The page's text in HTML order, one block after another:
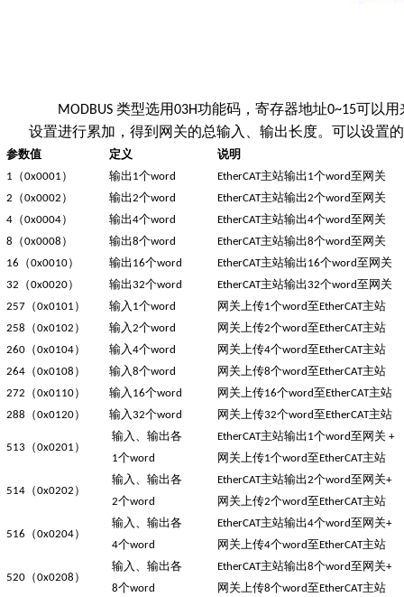
MODBUS 类型选用03H功能码，寄存器地址0~15可以用
设置进行累加，得到网关的总输入、输出长度。可以设置
参数值 定义 说明
1 （0x0001 ） 输出 1个word EtherCAT主站输出 1个word至网关
2 （0x0002 ） 输出2个word EtherCAT主站输出2个word至网关
4 （0x0004） 输出4个word EtherCAT主站输出4个word至网关
8 （0x0008 ） 输出8个word EtherCAT主站输出8个word至网关
16 （0x0010） 输出 16个word EtherCAT主站输出 16个word至网关
32 （0x0020） 输出32个word EtherCAT主站输出32个word至网关
257 （0x0101 ） 输入 1个word 网关上传1个word至EtherCAT主站
258 （0x0102 ） 输入2个word 网关上传2个word至EtherCAT主站
260 （0x0104） 输入4个word 网关上传4个word至EtherCAT主站
264 （0x0108 ） 输入8个word 网关上传8个word至EtherCAT主站
272 （0x0110） 输入 16个word 网关上传16个word至EtherCAT主站
288 （0x0120） 输入32个word 网关上传32个word至EtherCAT主站
513 （0x0201 ）
输入、输出各
1个word
EtherCAT主站输出 1个word至网关 +
网关上传1个word至EtherCAT主站
514 （0x0202 ）
输入、输出各
2个word
EtherCAT主站输出2个word至网关+
网关上传2个word至EtherCAT主站
516 （0x0204）
输入、输出各
4个word
EtherCAT主站输出4个word至网关+
网关上传4个word至EtherCAT主站
520 （0x0208 ）
输入、输出各
8个word
EtherCAT主站输出8个word至网关+
网关上传8个word至EtherCAT主站